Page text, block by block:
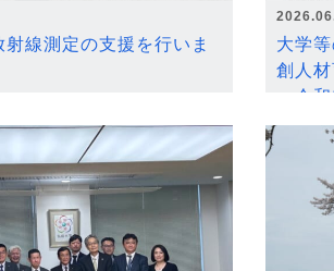
線測定の支援を行いま
大学
創人
～令